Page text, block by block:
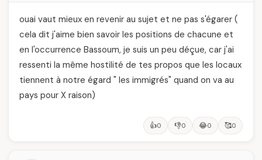
ouai vaut mieux en revenir au sujet et ne pas s'égarer (
cela dit j'aime bien savoir les positions de chacune et
en l'occurrence Bassoum, je suis un peu déçue, car j'ai
ressenti la même hostilité de tes propos que les locaux
tiennent à notre égard " les immigrés" quand on va au
pays pour X raison)
👍0 👎0 😂0 🥰0